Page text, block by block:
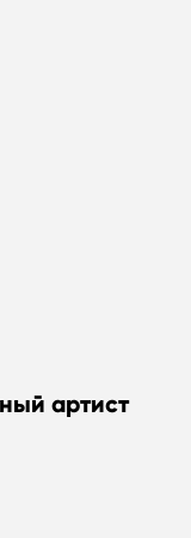
артист